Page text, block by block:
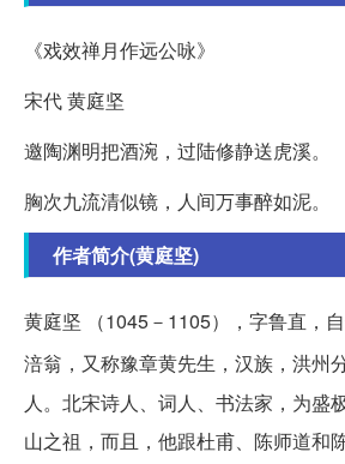
《戏效禅月作远公咏》
宋代 黄庭坚
邀陶渊明把酒涴，过陆修静送虎溪。
胸次九流清似镜，人间万事醉如泥。
作者简介(黄庭坚)
黄庭坚 （1045－1105），字鲁直，
涪翁，又称豫章黄先生，汉族，洪州
人。北宋诗人、词人、书法家，为盛
山之祖，而且，他跟杜甫、陈师道和